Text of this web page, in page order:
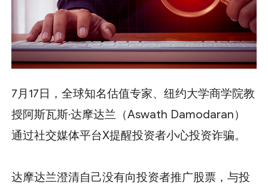
7月17日，全球知名估值专家、纽约大学商学院教
授阿斯瓦斯·达摩达兰（Aswath Damodaran）
通过社交媒体平台X提醒投资者小心投资诈骗。
达摩达兰澄清自己没有向投资者推广股票，与投